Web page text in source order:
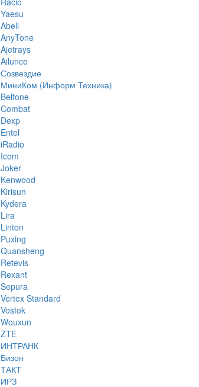
Yaesu
Abell
AnyTone
Ajetrays
Ailunce
Созвездие
МиниКом (Информ Техника)
Belfone
Combat
Dexp
Entel
iRadio
Icom
Joker
Kenwood
Kirisun
Kydera
Lira
Linton
Puxing
Quansheng
Retevis
Rexant
Sepura
Vertex Standard
Vostok
Wouxun
ZTE
ИНТРАНК
Бизон
ТАКТ
ИРЗ